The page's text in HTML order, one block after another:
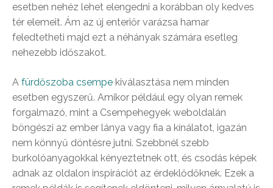
esetben nehéz lehet elengedni a korábban oly kedves
tér elemeit. Ám az új enteriőr varázsa hamar
feledtetheti majd ezt a néhányak számára esetleg
nehezebb időszakot.
A fürdőszoba csempe kiválasztása nem minden
esetben egyszerű. Amikor például egy olyan remek
forgalmazó, mint a Csempehegyek weboldalán
böngészi az ember lánya vagy fia a kínálatot, igazán
nem könnyű döntésre jutni. Szebbnél szebb
burkolóanyagokkal kényeztetnek ott, és csodás képek
adnak az oldalon inspirációt az érdeklődőknek. Ezek a